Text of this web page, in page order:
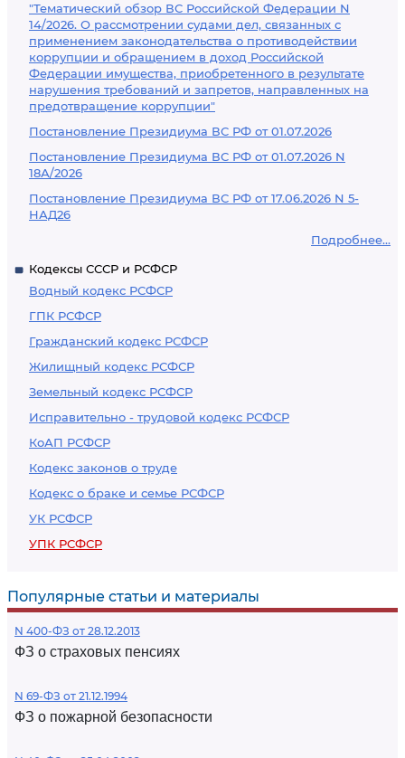
"Тематический обзор ВС Российской Федерации N
14/2026. О рассмотрении судами дел, связанных с
применением законодательства о противодействии
коррупции и обращением в доход Российской
Федерации имущества, приобретенного в результате
нарушения требований и запретов, направленных на
предотвращение коррупции"
Постановление Президиума ВС РФ от 01.07.2026
Постановление Президиума ВС РФ от 01.07.2026 N
18А/2026
Постановление Президиума ВС РФ от 17.06.2026 N 5-
НАД26
Подробнее...
Кодексы СССР и РСФСР
Водный кодекс РСФСР
ГПК РСФСР
Гражданский кодекс РСФСР
Жилищный кодекс РСФСР
Земельный кодекс РСФСР
Исправительно - трудовой кодекс РСФСР
КоАП РСФСР
Кодекс законов о труде
Кодекс о браке и семье РСФСР
УК РСФСР
УПК РСФСР
Популярные статьи и материалы
N 400-ФЗ от 28.12.2013
ФЗ о страховых пенсиях
N 69-ФЗ от 21.12.1994
ФЗ о пожарной безопасности